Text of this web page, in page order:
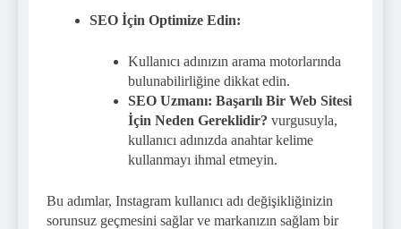
SEO İçin Optimize Edin:
Kullanıcı adınızın arama motorlarında
bulunabilirliğine dikkat edin.
SEO Uzmanı: Başarılı Bir Web Sitesi
İçin Neden Gereklidir? vurgusuyla,
kullanıcı adınızda anahtar kelime
kullanmayı ihmal etmeyin.
Bu adımlar, Instagram kullanıcı adı değişikliğinizin
sorunsuz geçmesini sağlar ve markanızın sağlam bir